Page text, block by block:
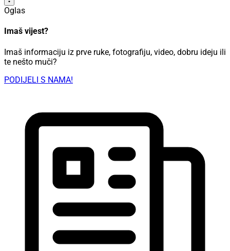
Oglas
Imaš vijest?
Imaš informaciju iz prve ruke, fotografiju, video, dobru ideju ili
te nešto muči?
PODIJELI S NAMA!